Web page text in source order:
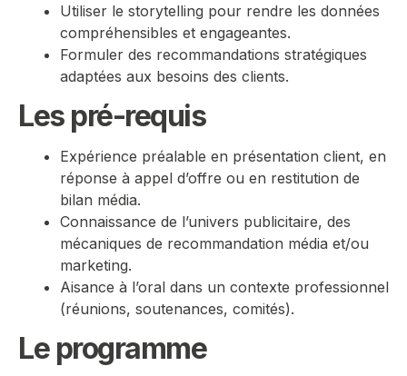
Utiliser le storytelling pour rendre les données
compréhensibles et engageantes.
Formuler des recommandations stratégiques
adaptées aux besoins des clients.
Les pré-requis
Expérience préalable en présentation client, en
réponse à appel d’offre ou en restitution de
bilan média.
Connaissance de l’univers publicitaire, des
mécaniques de recommandation média et/ou
marketing.
Aisance à l’oral dans un contexte professionnel
(réunions, soutenances, comités).
Le programme